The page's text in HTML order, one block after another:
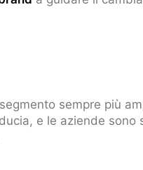
sempre più
e le aziende sono